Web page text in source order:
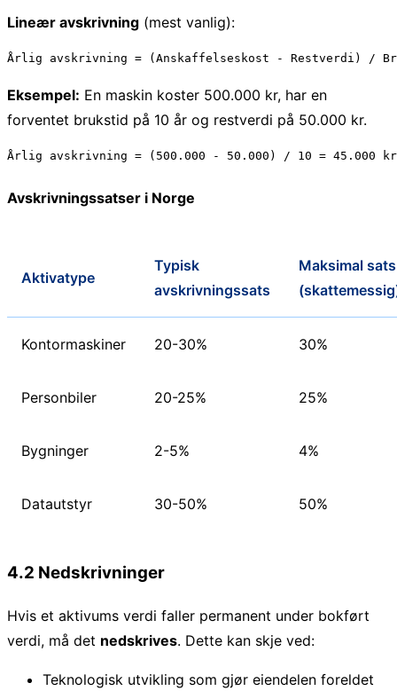
Lineær avskrivning (mest vanlig):
Eksempel: En maskin koster 500.000 kr, har en
forventet brukstid på 10 år og restverdi på 50.000 kr.
Avskrivningssatser i Norge
Aktivatype
Typisk
avskrivningssats
Maksimal sats
Kontormaskiner 20-30% 30%
Personbiler 20-25% 25%
Bygninger 2-5% 4%
Datautstyr 30-50% 50%
4.2 Nedskrivninger
Hvis et aktivums verdi faller permanent under bokført
verdi, må det nedskrives. Dette kan skje ved:
Teknologisk utvikling som gjør eiendelen foreldet